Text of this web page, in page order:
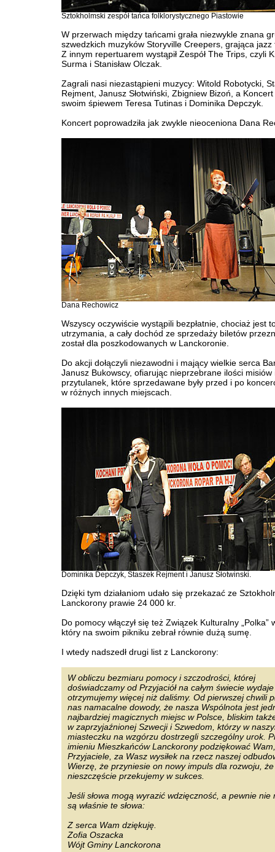
Sztokholmski zespół tańca folklorystycznego Piastowie
W przerwach między tańcami grała niezwykle znana
szwedzkich muzyków Storyville Creepers, grająca jazz
Z innym repertuarem wystąpił Zespół The Trips, czyli
Surma i Stanisław Olczak.
Zagrali nasi niezastąpieni muzycy: Witold Robotycki,
Rejment, Janusz Słotwiński, Zbigniew Bizoń, a Koncert
swoim śpiewem Teresa Tutinas i Dominika Depczyk.
Koncert poprowadziła jak zwykle nieoceniona Dana
Dana Rechowicz
Wszyscy oczywiście wystąpili bezpłatnie, chociaż jest
utrzymania, a cały dochód ze sprzedaży biletów
został dla poszkodowanych w Lanckoronie.
Do akcji dołączyli niezawodni i mający wielkie serca
Janusz Bukowscy, ofiarując nieprzebrane ilości misiów
przytulanek, które sprzedawane były przed i po
w różnych innych miejscach.
Dominika Depczyk, Staszek Rejment i Janusz Słotwinski.
Dzięki tym działaniom udało się przekazać ze
Lanckorony prawie 24 000 kr.
Do pomocy włączył się też Związek Kulturalny „Polka”
który na swoim pikniku zebrał równie dużą sumę.
I wtedy nadszedł drugi list z Lanckorony:
W obliczu bezmiaru pomocy i szczodrości, której
doświadczamy od Przyjaciół na całym świecie
otrzymujemy więcej niż daliśmy. Od pierwszej chwili
nas namacalne dowody, że nasza Wspólnota jest
najbardziej magicznych miejsc w Polsce, bliskim
w zaprzyjaźnionej Szwecji i Szwedom, którzy w
miasteczku na wzgórzu dostrzegli szczególny urok.
imieniu Mieszkańców Lanckorony podziękować Wam,
Przyjaciele, za Wasz wysiłek na rzecz naszej
Wierzę, że przyniesie on nowy impuls dla rozwoju, że
nieszczęście przekujemy w sukces.
Jeśli słowa mogą wyrazić wdzięczność, a pewnie nie
są właśnie te słowa:
Z serca Wam dziękuję.
Zofia Oszacka
Wójt Gminy Lanckorona